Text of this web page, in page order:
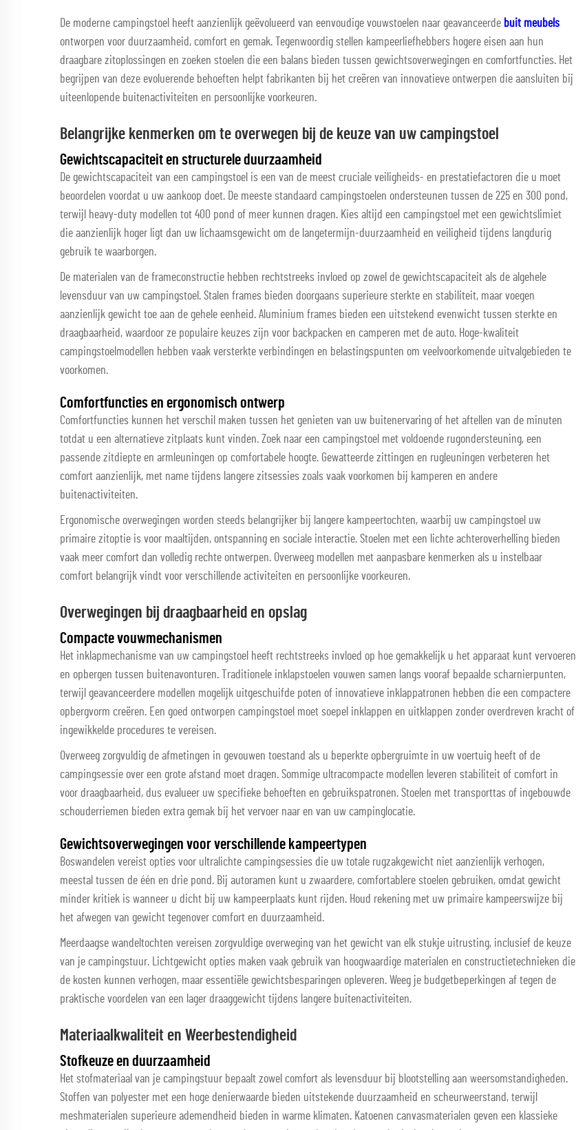
De moderne campingstoel heeft aanzienlijk geëvolueerd van eenvoudige vouwstoelen naar geavanceerde buit meubels
ontworpen voor duurzaamheid, comfort en gemak. Tegenwoordig stellen kampeerliefhebbers hogere eisen aan hun
draagbare zitoplossingen en zoeken stoelen die een balans bieden tussen gewichtsoverwegingen en comfortfuncties. Het
begrijpen van deze evoluerende behoeften helpt fabrikanten bij het creëren van innovatieve ontwerpen die aansluiten bij
uiteenlopende buitenactiviteiten en persoonlijke voorkeuren.
Belangrijke kenmerken om te overwegen bij de keuze van uw campingstoel
Gewichtscapaciteit en structurele duurzaamheid
De gewichtscapaciteit van een campingstoel is een van de meest cruciale veiligheids- en prestatiefactoren die u moet
beoordelen voordat u uw aankoop doet. De meeste standaard campingstoelen ondersteunen tussen de 225 en 300 pond,
terwijl heavy-duty modellen tot 400 pond of meer kunnen dragen. Kies altijd een campingstoel met een gewichtslimiet
die aanzienlijk hoger ligt dan uw lichaamsgewicht om de langetermijn-duurzaamheid en veiligheid tijdens langdurig
gebruik te waarborgen.
De materialen van de frameconstructie hebben rechtstreeks invloed op zowel de gewichtscapaciteit als de algehele
levensduur van uw campingstoel. Stalen frames bieden doorgaans superieure sterkte en stabiliteit, maar voegen
aanzienlijk gewicht toe aan de gehele eenheid. Aluminium frames bieden een uitstekend evenwicht tussen sterkte en
draagbaarheid, waardoor ze populaire keuzes zijn voor backpacken en camperen met de auto. Hoge-kwaliteit
campingstoelmodellen hebben vaak versterkte verbindingen en belastingspunten om veelvoorkomende uitvalgebieden te
voorkomen.
Comfortfuncties en ergonomisch ontwerp
Comfortfuncties kunnen het verschil maken tussen het genieten van uw buitenervaring of het aftellen van de minuten
totdat u een alternatieve zitplaats kunt vinden. Zoek naar een campingstoel met voldoende rugondersteuning, een
passende zitdiepte en armleuningen op comfortabele hoogte. Gewatteerde zittingen en rugleuningen verbeteren het
comfort aanzienlijk, met name tijdens langere zitsessies zoals vaak voorkomen bij kamperen en andere
buitenactiviteiten.
Ergonomische overwegingen worden steeds belangrijker bij langere kampeertochten, waarbij uw campingstoel uw
primaire zitoptie is voor maaltijden, ontspanning en sociale interactie. Stoelen met een lichte achteroverhelling bieden
vaak meer comfort dan volledig rechte ontwerpen. Overweeg modellen met aanpasbare kenmerken als u instelbaar
comfort belangrijk vindt voor verschillende activiteiten en persoonlijke voorkeuren.
Overwegingen bij draagbaarheid en opslag
Compacte vouwmechanismen
Het inklapmechanisme van uw campingstoel heeft rechtstreeks invloed op hoe gemakkelijk u het apparaat kunt vervoeren
en opbergen tussen buitenavonturen. Traditionele inklapstoelen vouwen samen langs vooraf bepaalde scharnierpunten,
terwijl geavanceerdere modellen mogelijk uitgeschuifde poten of innovatieve inklappatronen hebben die een compactere
opbergvorm creëren. Een goed ontworpen campingstoel moet soepel inklappen en uitklappen zonder overdreven kracht of
ingewikkelde procedures te vereisen.
Overweeg zorgvuldig de afmetingen in gevouwen toestand als u beperkte opbergruimte in uw voertuig heeft of de
campingsessie over een grote afstand moet dragen. Sommige ultracompacte modellen leveren stabiliteit of comfort in
voor draagbaarheid, dus evalueer uw specifieke behoeften en gebruikspatronen. Stoelen met transporttas of ingebouwde
schouderriemen bieden extra gemak bij het vervoer naar en van uw campinglocatie.
Gewichtsoverwegingen voor verschillende kampeertypen
Boswandelen vereist opties voor ultralichte campingsessies die uw totale rugzakgewicht niet aanzienlijk verhogen,
meestal tussen de één en drie pond. Bij autoramen kunt u zwaardere, comfortablere stoelen gebruiken, omdat gewicht
minder kritiek is wanneer u dicht bij uw kampeerplaats kunt rijden. Houd rekening met uw primaire kampeerswijze bij
het afwegen van gewicht tegenover comfort en duurzaamheid.
Meerdaagse wandeltochten vereisen zorgvuldige overweging van het gewicht van elk stukje uitrusting, inclusief de keuze
van je campingstuur. Lichtgewicht opties maken vaak gebruik van hoogwaardige materialen en constructietechnieken die
de kosten kunnen verhogen, maar essentiële gewichtsbesparingen opleveren. Weeg je budgetbeperkingen af tegen de
praktische voordelen van een lager draaggewicht tijdens langere buitenactiviteiten.
Materiaalkwaliteit en Weerbestendigheid
Stofkeuze en duurzaamheid
Het stofmateriaal van je campingstuur bepaalt zowel comfort als levensduur bij blootstelling aan weersomstandigheden.
Stoffen van polyester met een hoge denierwaarde bieden uitstekende duurzaamheid en scheurweerstand, terwijl
meshmaterialen superieure ademendheid bieden in warme klimaten. Katoenen canvasmaterialen geven een klassieke